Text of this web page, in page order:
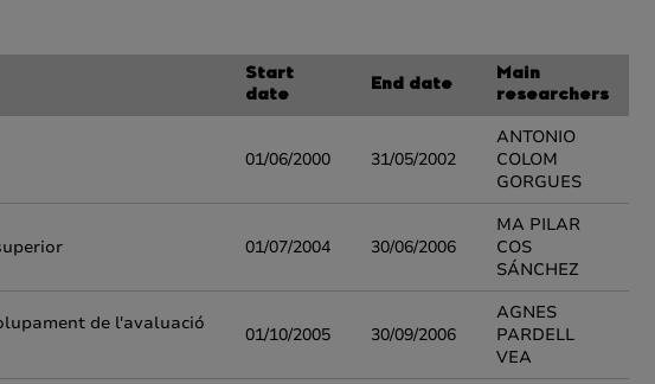
Start
date
End date
Main
researchers
01/06/2000 31/05/2002
ANTONIO
COLOM
GORGUES
01/07/2004 30/06/2006
MA PILAR
COS
SÁNCHEZ
de l'avaluació
01/10/2005 30/09/2006
AGNES
PARDELL
VEA